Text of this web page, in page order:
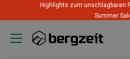
Highlights zum unschlagbaren
Summer